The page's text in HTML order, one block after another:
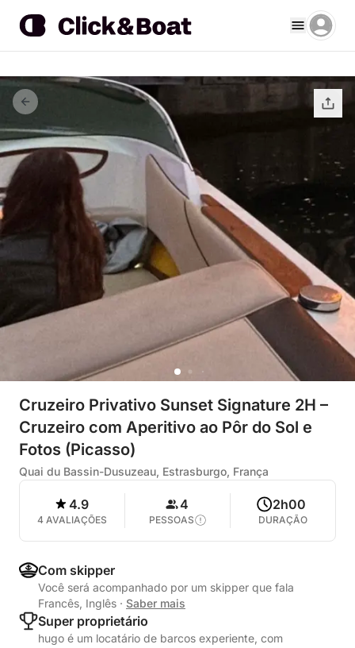
Cruzeiro Privativo Sunset Signature 2H –
Cruzeiro com Aperitivo ao Pôr do Sol e
Fotos (Picasso)
Quai du Bassin-Dusuzeau, Estrasburgo, França
4.9
4 AVALIAÇÕES
4
PESSOAS
2h00
DURAÇÃO
Com skipper
Você será acompanhado por um skipper que fala
Francês, Inglês · Saber mais
Super proprietário
hugo é um locatário de barcos experiente, com